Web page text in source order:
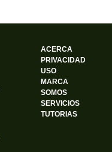
ACERCA
PRIVACIDAD
USO
MARCA
SOMOS
SERVICIOS
TUTORIAS